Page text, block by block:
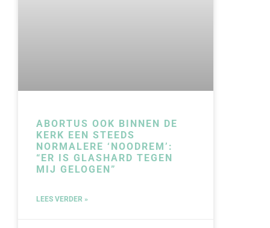
ABORTUS OOK BINNEN DE
KERK EEN STEEDS
NORMALERE ‘NOODREM’:
“ER IS GLASHARD TEGEN
MIJ GELOGEN”
LEES VERDER »